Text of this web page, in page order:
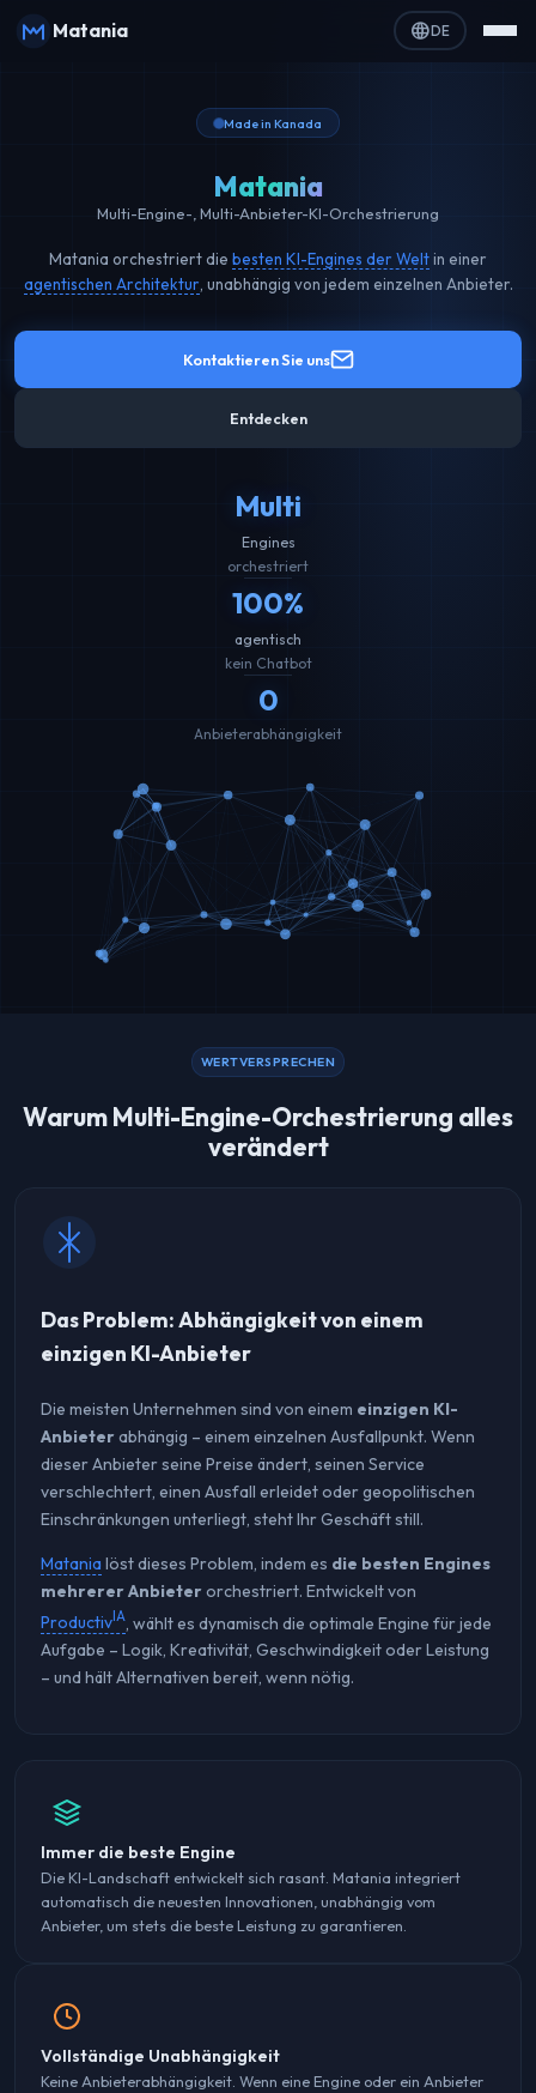
Matania language DE
Made in Kanada
Matania
Multi-Engine-, Multi-Anbieter-KI-Orchestrierung
Matania orchestriert die besten KI-Engines der Weltin einer
agentischen Architektur, unabhängig von jedem einzelnen Anbieter.
Kontaktieren Sie uns
Entdecken
Multi
Engines
orchestriert
100%
agentisch
kein Chatbot
0
Anbieterabhängigkeit
WERTVERSPRECHEN
Warum Multi-Engine-Orchestrierung alles
verändert
Das Problem: Abhängigkeit von einem
einzigen KI-Anbieter
Die meisten Unternehmen sind von einem einzigen KI-
Anbieterabhängig – einem einzelnen Ausfallpunkt. Wenn
dieser Anbieter seine Preise ändert, seinen Service
verschlechtert, einen Ausfall erleidet oder geopolitischen
Einschränkungen unterliegt, steht Ihr Geschäft still.
Matania löst dieses Problem, indem es die besten Engines
mehrerer Anbieterorchestriert. Entwickelt von
ProductivIA , wählt es dynamisch die optimale Engine für jede
Aufgabe – Logik, Kreativität, Geschwindigkeit oder Leistung
– und hält Alternativen bereit, wenn nötig.
Immer die beste Engine
Die KI-Landschaft entwickelt sich rasant. Matania integriert
automatisch die neuesten Innovationen, unabhängig vom
Anbieter, um stets die beste Leistung zu garantieren.
Vollständige Unabhängigkeit
Keine Anbieterabhängigkeit. Wenn eine Engine oder ein Anbieter